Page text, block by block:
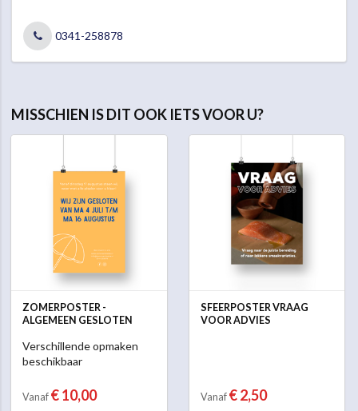
0341-258878
MISSCHIEN IS DIT OOK IETS VOOR U?
ZOMERPOSTER -
ALGEMEEN GESLOTEN
Verschillende opmaken
beschikbaar
Vanaf € 10,00
SFEERPOSTER VRAAG
VOOR ADVIES
Vanaf € 2,50